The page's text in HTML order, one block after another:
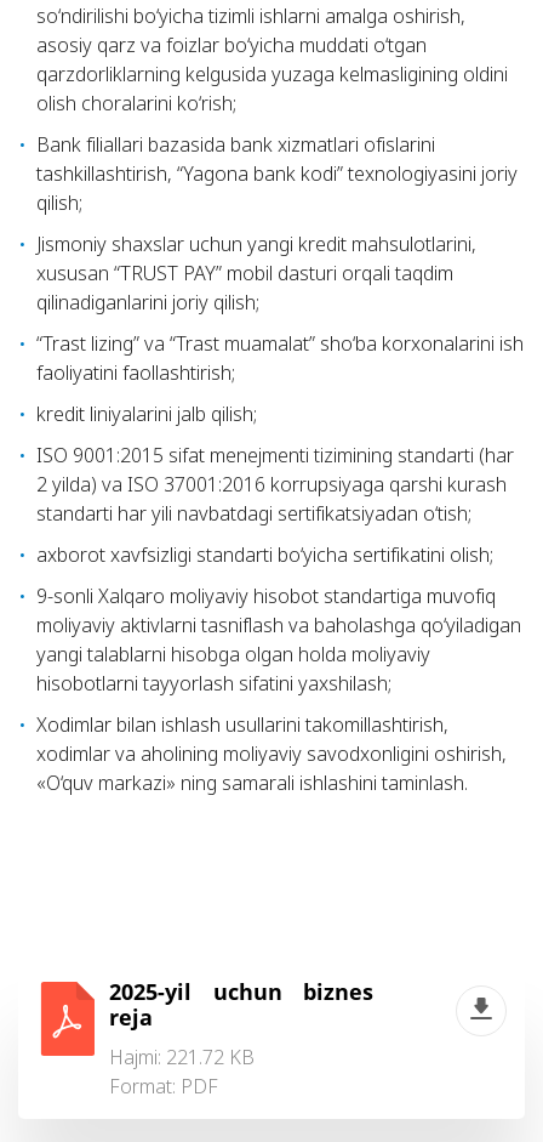
so‘ndirilishi bo‘yicha tizimli ishlarni amalga oshirish,
asosiy qarz va foizlar bo‘yicha muddati o‘tgan
qarzdorliklarning kelgusida yuzaga kelmasligining oldini
olish choralarini ko‘rish;
Bank filiallari bazasida bank xizmatlari ofislarini
tashkillashtirish, “Yagona bank kodi” texnologiyasini joriy
qilish;
Jismoniy shaxslar uchun yangi kredit mahsulotlarini,
xususan “TRUST PAY” mobil dasturi orqali taqdim
qilinadiganlarini joriy qilish;
“Trast lizing” va “Trast muamalat” sho‘ba korxonalarini ish
faoliyatini faollashtirish;
kredit liniyalarini jalb qilish;
ISO 9001:2015 sifat menejmenti tizimining standarti (har
2 yilda) va ISO 37001:2016 korrupsiyaga qarshi kurash
standarti har yili navbatdagi sertifikatsiyadan o‘tish;
axborot xavfsizligi standarti bo‘yicha sertifikatini olish;
9-sonli Xalqaro moliyaviy hisobot standartiga muvofiq
moliyaviy aktivlarni tasniflash va baholashga qo‘yiladigan
yangi talablarni hisobga olgan holda moliyaviy
hisobotlarni tayyorlash sifatini yaxshilash;
Xodimlar bilan ishlash usullarini takomillashtirish,
xodimlar va aholining moliyaviy savodxonligini oshirish,
«O‘quv markazi» ning samarali ishlashini taminlash.
2025-yil uchun biznes
reja
Hajmi: 221.72 KB
Format: PDF